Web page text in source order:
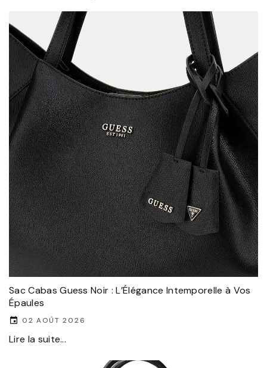
Sac Cabas Guess Noir : L’Élégance Intemporelle à Vos
Épaules
02 AOÛT 2026
Lire la suite...